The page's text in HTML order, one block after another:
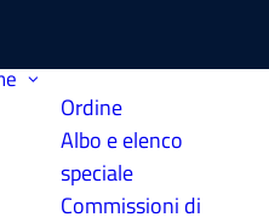
Ordine
Albo e elenco
speciale
Commissioni di